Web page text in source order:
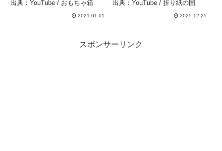
出典：YouTube / おもちゃ箱
2021.01.01
出典：YouTube / 折り紙の国
2025.12.25
スポンサーリンク